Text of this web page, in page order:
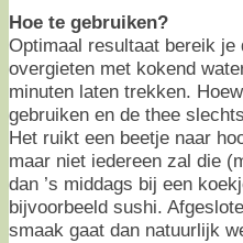
Hoe te gebruiken?
Optimaal resultaat bereik je
overgieten met kokend
minuten laten trekken.
gebruiken en de thee
Het ruikt een beetje naar
maar niet iedereen zal die
dan ’s middags bij een
bijvoorbeeld sushi.
smaak gaat dan natuurlijk